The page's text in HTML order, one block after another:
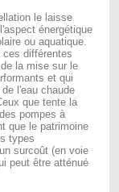
le laisse
énergétique
ou aquatique.
différentes
la mise sur le
et qui
l'eau chaude
que tente la
pompes à
que le patrimoine
types
surcoût (en voie
peut être atténué